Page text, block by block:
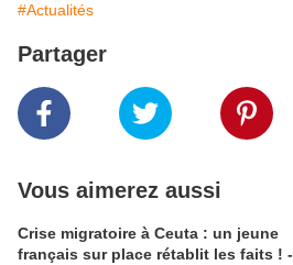
#Actualités
Partager
Vous aimerez aussi
Crise migratoire à Ceuta : un jeune
français sur place rétablit les faits ! -